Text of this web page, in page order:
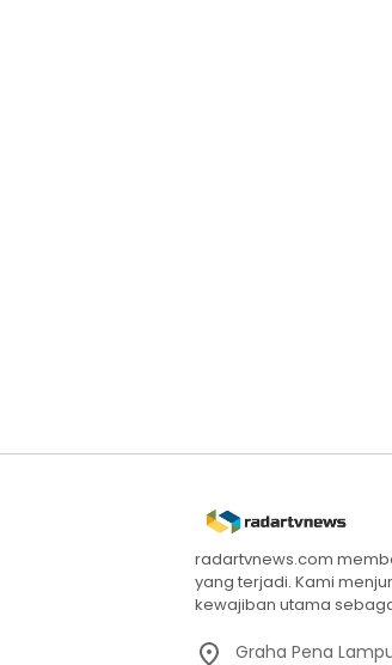
radartvnews.com
yang terjadi. Kami
kewajiban utama
Graha Pena